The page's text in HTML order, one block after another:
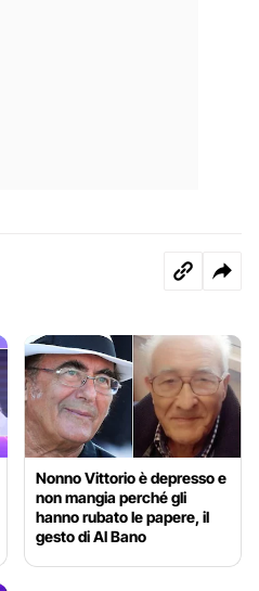
Nonno Vittorio è depresso e
non mangia perché gli
hanno rubato le papere, il
gesto di Al Bano